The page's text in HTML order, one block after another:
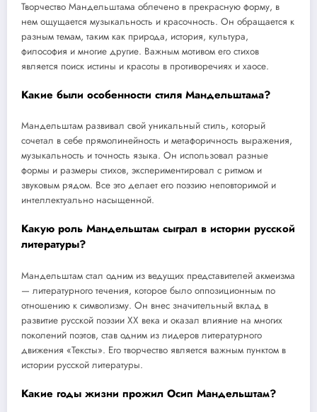
Творчество Мандельштама облечено в прекрасную форму, в
нем ощущается музыкальность и красочность. Он обращается к
разным темам, таким как природа, история, культура,
философия и многие другие. Важным мотивом его стихов
является поиск истины и красоты в противоречиях и хаосе.
Какие были особенности стиля Мандельштама?
Мандельштам развивал свой уникальный стиль, который
сочетал в себе прямолинейность и метафоричность выражения,
музыкальность и точность языка. Он использовал разные
формы и размеры стихов, экспериментировал с ритмом и
звуковым рядом. Все это делает его поэзию неповторимой и
интеллектуально насыщенной.
Какую роль Мандельштам сыграл в истории русской
литературы?
Мандельштам стал одним из ведущих представителей акмеизма
— литературного течения, которое было оппозиционным по
отношению к символизму. Он внес значительный вклад в
развитие русской поэзии XX века и оказал влияние на многих
поколений поэтов, став одним из лидеров литературного
движения «Тексты». Его творчество является важным пунктом в
истории русской литературы.
Какие годы жизни прожил Осип Мандельштам?